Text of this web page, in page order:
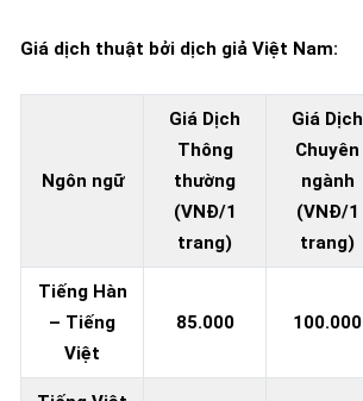
Giá dịch thuật bởi dịch giả Việt Nam:
Ngôn ngữ
Giá Dịch
Thông
thường
(VNĐ/1
trang)
Giá Dịch
Chuyên
ngành
(VNĐ/1
trang)
Tiếng Hàn
– Tiếng
Việt
85.000 100.000